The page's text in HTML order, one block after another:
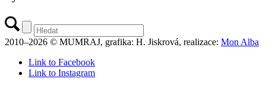
2010–2026 © MUMRAJ, grafika: H. Jiskrová, realizace: Mon Alba
Link to Facebook
Link to Instagram